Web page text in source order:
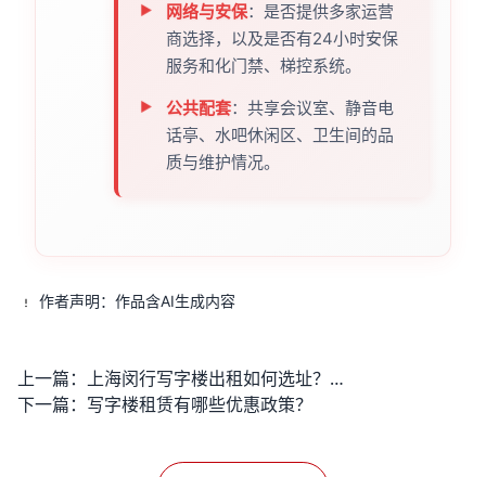
网络与安保：是否提供多家运营
商选择，以及是否有24小时安保
服务和化门禁、梯控系统。
公共配套：共享会议室、静音电
话亭、水吧休闲区、卫生间的品
质与维护情况。
作者声明：作品含AI生成内容
上一篇：
上海闵行写字楼出租如何选址？优质办公空间哪里找？
下一篇： 写字楼租赁有哪些优惠政策？